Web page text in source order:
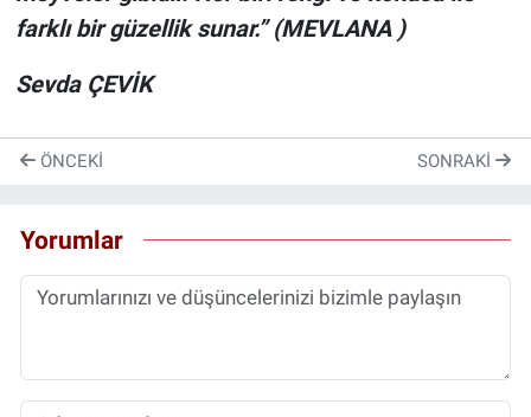
farklı bir güzellik sunar.” (MEVLANA )
Sevda ÇEVİK
ÖNCEKI SONRAKI
Yorumlar